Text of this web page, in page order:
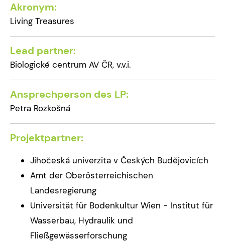
Akronym:
Living Treasures
Lead partner:
Biologické centrum AV ČR, v.v.i.
Ansprechperson des LP:
Petra Rozkošná
Projektpartner:
Jihočeská univerzita v Českých Budějovicích
Amt der Oberösterreichischen
Landesregierung
Universität für Bodenkultur Wien - Institut für
Wasserbau, Hydraulik und
Fließgewässerforschung